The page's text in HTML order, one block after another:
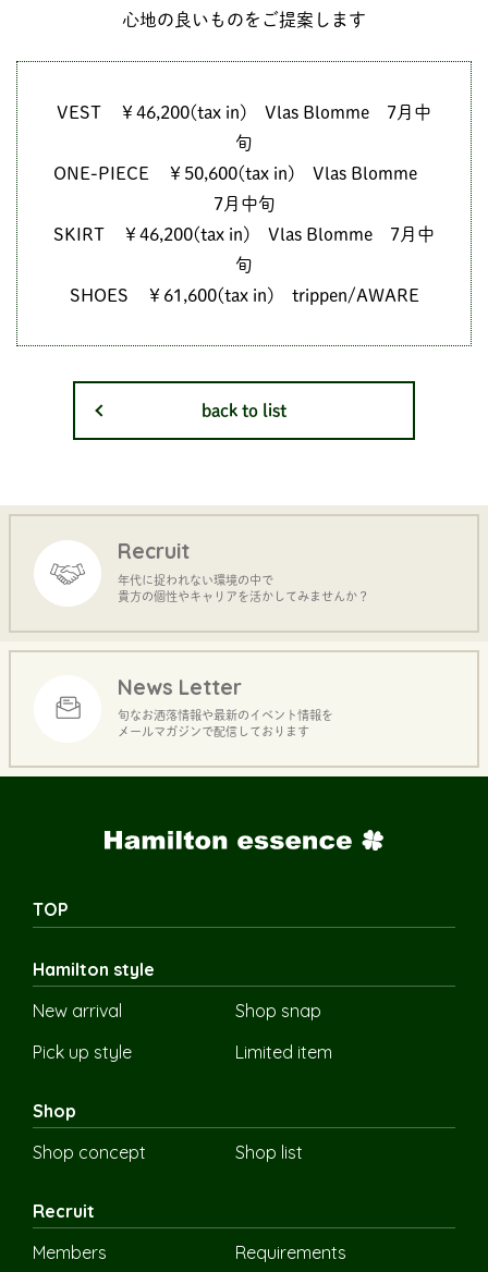
心地の良いものをご提案します
VEST ￥46,200(tax in) Vlas Blomme 7月中
旬
ONE-PIECE ￥50,600(tax in) Vlas Blomme
7月中旬
SKIRT ￥46,200(tax in) Vlas Blomme 7月中
旬
SHOES ￥61,600(tax in) trippen/AWARE
back to list
Recruit
年代に捉われない環境の中で
貴方の個性やキャリアを活かしてみませんか？
News Letter
旬なお洒落情報や最新のイベント情報を
メールマガジンで配信しております
TOP
Hamilton style
New arrival
Shop snap
Pick up style
Limited item
Shop
Shop concept
Shop list
Recruit
Members
Requirements